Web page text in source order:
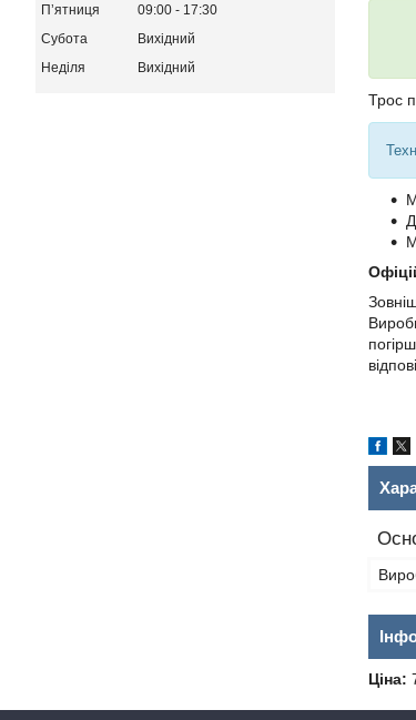
Трос
Ціна:
Пʼятниця
09:00
17:30
Субота
Вихідний
Неділя
Вихідний